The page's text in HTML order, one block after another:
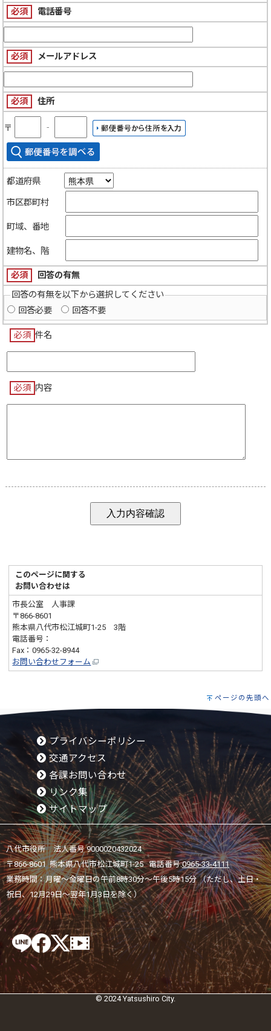
必須 電話番号
必須 メールアドレス
必須 住所
〒 ‐
都道府県
市区郡町村
町域、番地
建物名、階
必須
回答の有無
回答の有無を以下から選択してください
回答必要
回答不要
必須 件名
必須 内容
このページに関する
お問い合わせは
市長公室 人事課
〒866-8601
熊本県八代市松江城町1-25 3階
電話番号：
Fax：0965-32-8944
お問い合わせフォーム
ページの先頭へ
プライバシーポリシー
交通アクセス
各課お問い合わせ
リンク集
サイトマップ
八代市役所 法人番号 9000020432024
〒866-8601 熊本県八代市松江城町1-25 電話番号:0965-33-4111
業務時間：月曜～金曜日の午前8時30分～午後5時15分 （ただし、土日・
祝日、12月29日～翌年1月3日を除く）
© 2024 Yatsushiro City.